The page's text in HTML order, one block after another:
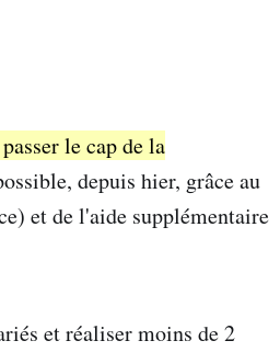
le cap de la
depuis hier, grâce au
et de l'aide supplémentaire
et réaliser moins de 2